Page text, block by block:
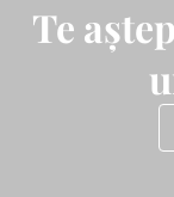
Te